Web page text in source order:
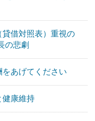
借対照表）重視の
の悲劇
あげてください
康維持